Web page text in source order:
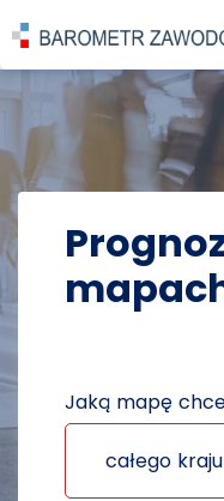
POWRÓT DO STRONY
PROGNOZY
Jaką mapę
całego kraju